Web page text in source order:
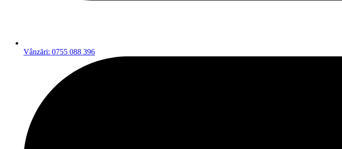
Vânzări: 0755 088 396